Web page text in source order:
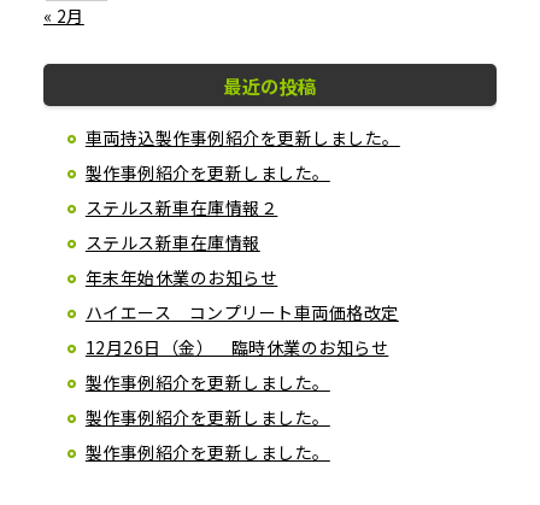
« 2月
最近の投稿
車両持込製作事例紹介を更新しました。
製作事例紹介を更新しました。
ステルス新車在庫情報２
ステルス新車在庫情報
年末年始休業のお知らせ
ハイエース コンプリート車両価格改定
12月26日（金） 臨時休業のお知らせ
製作事例紹介を更新しました。
製作事例紹介を更新しました。
製作事例紹介を更新しました。